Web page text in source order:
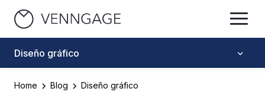
Diseño gráfico
Home Blog Diseño gráfico